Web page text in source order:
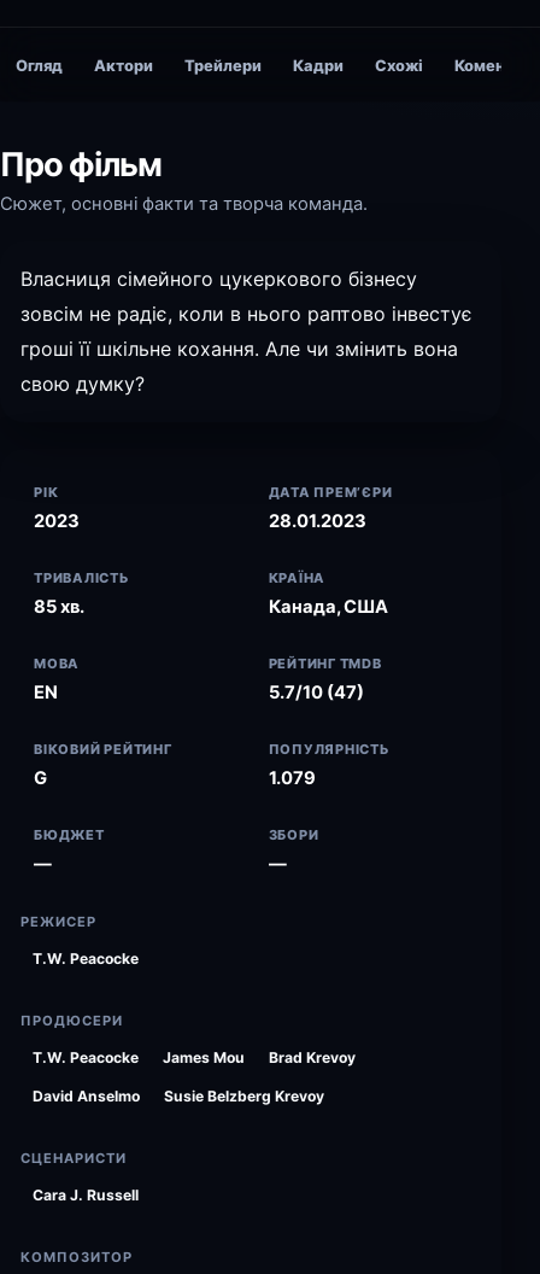
Огляд Актори Трейлери Кадри Схожі Коментарі
Про фільм
Сюжет, основні факти та творча команда.
Власниця сімейного цукеркового бізнесу
зовсім не радіє, коли в нього раптово інвестує
гроші її шкільне кохання. Але чи змінить вона
свою думку?
РІК
2023
ДАТА ПРЕМ’ЄРИ
28.01.2023
ТРИВАЛІСТЬ
85 хв.
КРАЇНА
Канада, США
МОВА
EN
РЕЙТИНГ TMDB
5.7/10 (47)
ВІКОВИЙ РЕЙТИНГ
G
ПОПУЛЯРНІСТЬ
1.079
БЮДЖЕТ
—
ЗБОРИ
—
РЕЖИСЕР
T.W. Peacocke
ПРОДЮСЕРИ
T.W. Peacocke James Mou Brad Krevoy
David Anselmo Susie Belzberg Krevoy
СЦЕНАРИСТИ
Cara J. Russell
КОМПОЗИТОР